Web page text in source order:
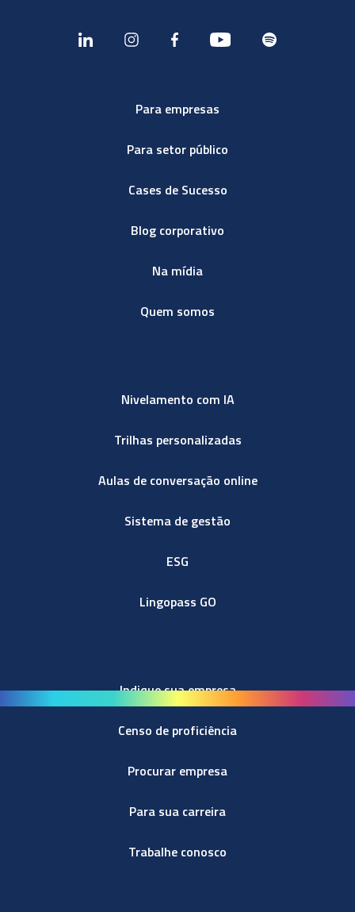
Para empresas
Para setor público
Cases de Sucesso
Blog corporativo
Na mídia
Quem somos
Nivelamento com IA
Trilhas personalizadas
Aulas de conversação online
Sistema de gestão
ESG
Lingopass GO
Indique sua empresa
Censo de proficiência
Procurar empresa
Para sua carreira
Trabalhe conosco